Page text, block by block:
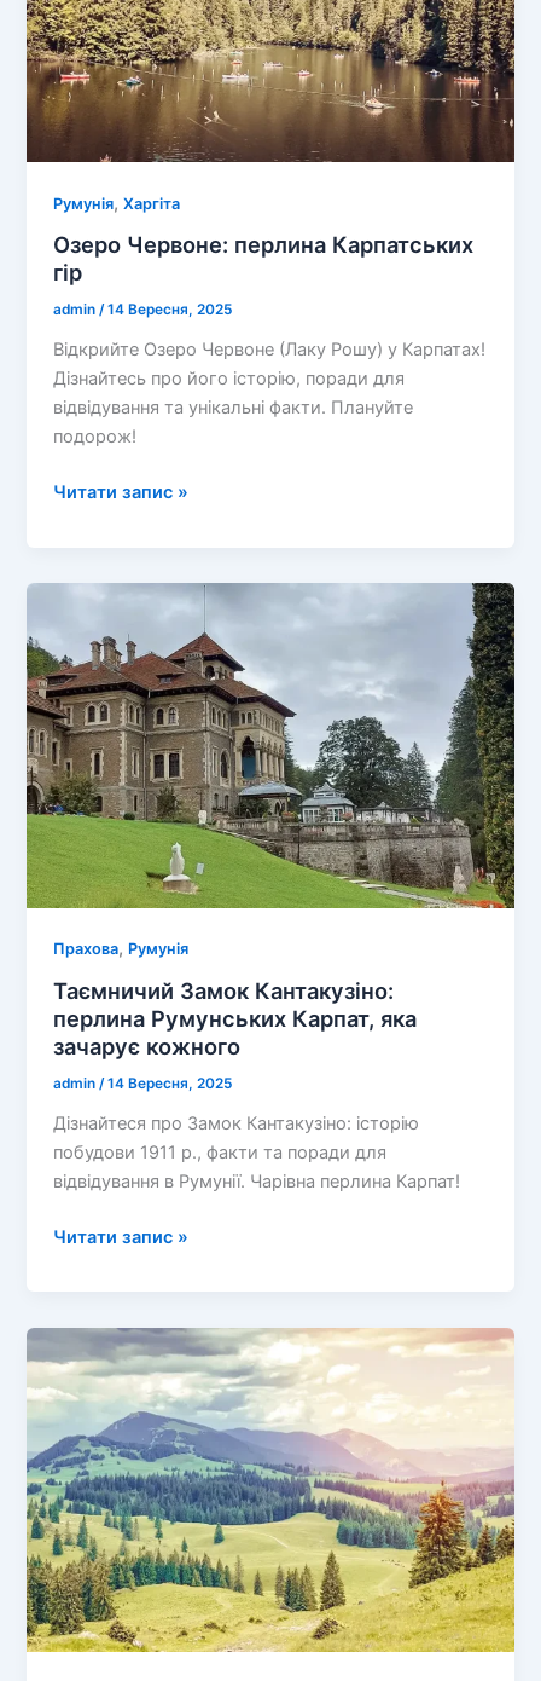
Румунія,Харгіта
Озеро Червоне: перлина Карпатських
гір
admin/14 Вересня, 2025
Відкрийте Озеро Червоне (Лаку Рошу) у Карпатах!
Дізнайтесь про його історію, поради для
відвідування та унікальні факти. Плануйте
подорож!
Озеро
Карпатських
Читати запис »
Прахова, Румунія
Таємничий Замок Кантакузіно:
перлина Румунських Карпат, яка
зачарує кожного
admin/14 Вересня, 2025
Дізнайтеся про Замок Кантакузіно: історію
побудови 1911 р., факти та поради для
відвідування в Румунії. Чарівна перлина Карпат!
Таємничий
перлина
Румунських
Карпат,
зачарує
кожного
Читати запис »